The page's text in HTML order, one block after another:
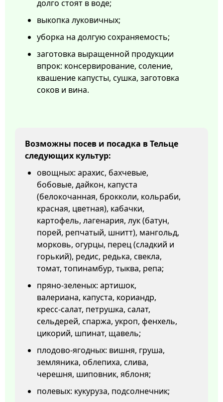
долго стоят в воде;
выкопка луковичных;
уборка на долгую сохраняемость;
заготовка выращенной продукции
впрок: консервирование, соление,
квашение капусты, сушка, заготовка
соков и вина.
Возможны посев и посадка в Тельце
следующих культур:
овощных: арахис, бахчевые,
бобовые, дайкон, капуста
(белокочанная, брокколи, кольраби,
красная, цветная), кабачки,
картофель, лагенария, лук (батун,
порей, репчатый, шнитт), мангольд,
морковь, огурцы, перец (сладкий и
горький), редис, редька, свекла,
томат, топинамбур, тыква, репа;
пряно-зеленых: артишок,
валериана, капуста, кориандр,
кресс-салат, петрушка, салат,
сельдерей, спаржа, укроп, фенхель,
цикорий, шпинат, щавель;
плодово-ягодных: вишня, груша,
земляника, облепиха, слива,
черешня, шиповник, яблоня;
полевых: кукуруза, подсолнечник;